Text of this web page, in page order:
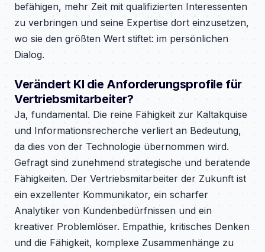
befähigen, mehr Zeit mit qualifizierten Interessenten
zu verbringen und seine Expertise dort einzusetzen,
wo sie den größten Wert stiftet: im persönlichen
Dialog.
Verändert KI die Anforderungsprofile für
Vertriebsmitarbeiter?
Ja, fundamental. Die reine Fähigkeit zur Kaltakquise
und Informationsrecherche verliert an Bedeutung,
da dies von der Technologie übernommen wird.
Gefragt sind zunehmend strategische und beratende
Fähigkeiten. Der Vertriebsmitarbeiter der Zukunft ist
ein exzellenter Kommunikator, ein scharfer
Analytiker von Kundenbedürfnissen und ein
kreativer Problemlöser. Empathie, kritisches Denken
und die Fähigkeit, komplexe Zusammenhänge zu